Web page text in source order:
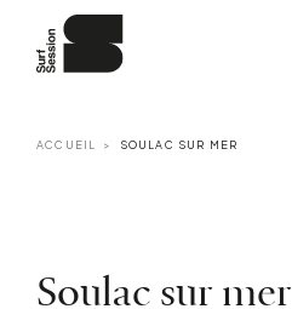
ACCUEIL SOULAC SUR MER
Soulac sur mer